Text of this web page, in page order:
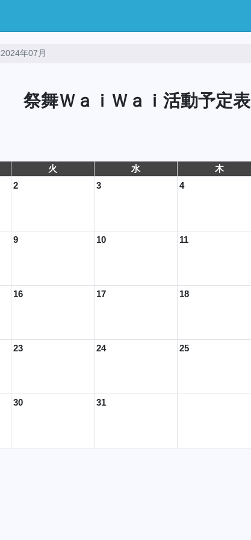
2024年07月
祭舞ＷａｉＷａｉ活動予定表
火 水 木
2 3 4
9 10 11
16 17 18
23 24 25
30 31